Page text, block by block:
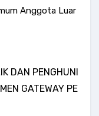
Anggota Luar
DAN PENGHUNI
GATEWAY PE